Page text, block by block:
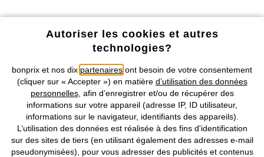
Nos Moyens de Paiement
Autoriser les cookies et autres
technologies?
bonprix et nos dix partenaires ont besoin de votre consentement
(cliquer sur « Accepter ») en matière d’utilisation des données
personnelles, afin d’enregistrer et/ou de récupérer des
informations sur votre appareil (adresse IP, ID utilisateur,
informations sur le navigateur, identifiants des appareils).
L’utilisation des données est réalisée à des fins d'identification
sur des sites de tiers (en utilisant également des adresses e-mail
pseudonymisées), pour vous adresser des publicités et contenus